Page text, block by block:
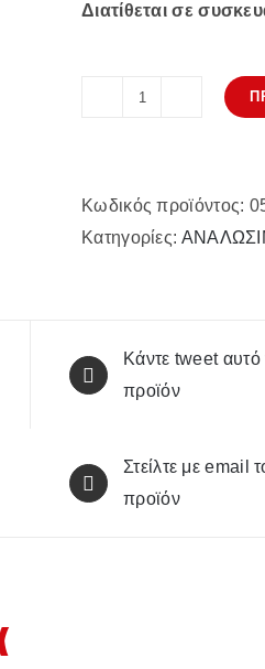
Διατίθεται σε
Βάφλες
Βρυξελλών
Κωδικός προϊόντος:
Κατηγορίες:
Κάντε tweet αυτό
προϊόν
Στείλτε με email
προϊόν